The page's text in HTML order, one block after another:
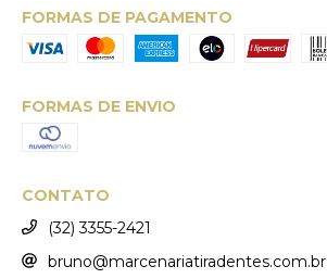
FORMAS DE PAGAMENTO
FORMAS DE ENVIO
CONTATO
(32) 3355-2421
bruno@marcenariatiradentes.com.br